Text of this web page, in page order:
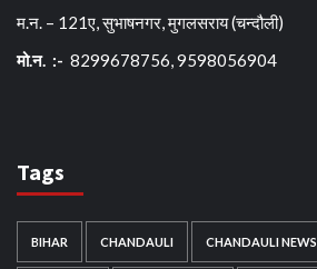
म.न. – 121ए, सुभाषनगर, मुगलसराय (चन्दौली)
मो.न. :- 8299678756, 9598056904
Tags
BIHAR CHANDAULI CHANDAULI NEWS